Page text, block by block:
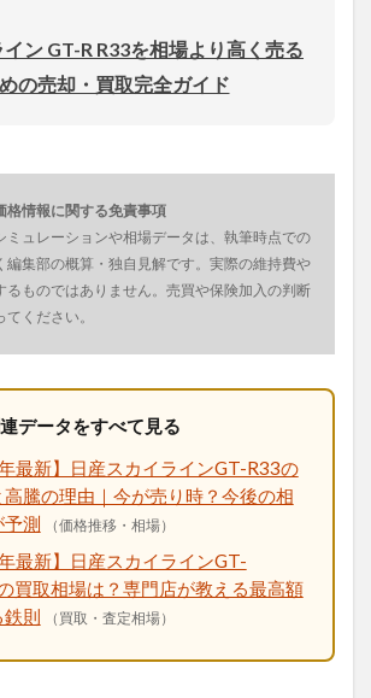
ン GT-R R33を相場より高く売る
の売却・買取完全ガイド
情報に関する免責事項
ミュレーションや相場データは、執筆時点での
編集部の概算・独自見解です。実際の維持費や
るものではありません。売買や保険加入の判断
ください。
データをすべて見る
最新】日産スカイラインGT-R33の
騰の理由｜今が売り時？今後の相
測
（価格推移・相場）
最新】日産スカイラインGT-
買取相場は？専門店が教える最高額
鉄則
（買取・査定相場）